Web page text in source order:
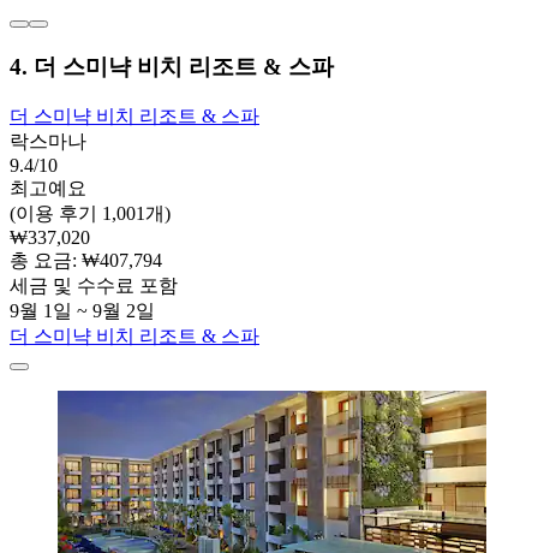
4. 더 스미냑 비치 리조트 & 스파
더 스미냑 비치 리조트 & 스파
락스마나
9.4/10
최고예요
(이용 후기 1,001개)
₩337,020
총 요금: ₩407,794
세금 및 수수료 포함
9월 1일 ~ 9월 2일
더 스미냑 비치 리조트 & 스파